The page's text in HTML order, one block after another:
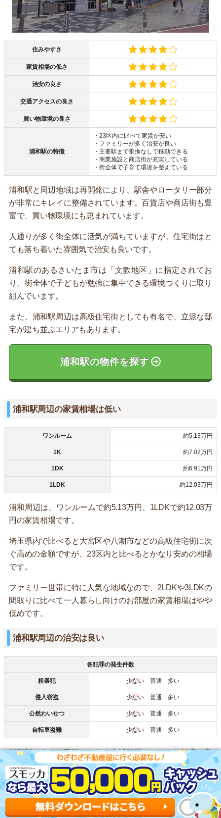
住みやすさ
家賃相場の低さ
治安の良さ
交通アクセスの良さ
買い物環境の良さ
浦和駅の特徴
・23区内に比べて家賃が安い
・ファミリーが多く治安が良い
・主要駅まで乗換なしで移動できる
・商業施設と商店街が充実している
・街全体で子育て環境を整えている
浦和駅と周辺地域は再開発により、駅舎やロータリー部分
が非常にキレイに整備されています。百貨店や商店街も豊
富で、買い物環境にも恵まれています。
人通りが多く街全体に活気が満ちていますが、住宅街はと
ても落ち着いた雰囲気で治安も良いです。
浦和駅のあるさいたま市は「文教地区」に指定されてお
り、街全体で子どもが勉強に集中できる環境つくりに取り
組んでいます。
また、浦和駅周辺は高級住宅街としても有名で、立派な邸
宅が建ち並ぶエリアもあります。
浦和駅の物件を探す
浦和駅周辺の家賃相場は低い
ワンルーム 約5.13万円
1K 約7.02万円
1DK 約6.91万円
1LDK 約12.03万円
浦和周辺は、ワンルームで約5.13万円、1LDKで約12.03万
円の家賃相場です。
埼玉県内で比べると大宮区や八潮市などの高級住宅街に次
ぐ高めの金額ですが、23区内と比べるとかなり安めの相場
です。
ファミリー世帯に特に人気な地域なので、2LDKや3LDKの
間取りに比べて一人暮らし向けのお部屋の家賃相場はやや
低めです。
浦和駅周辺の治安は良い
各犯罪の発生件数
粗暴犯 少ない 普通 多い
侵入窃盗 少ない 普通 多い
公然わいせつ 少ない 普通 多い
自転車盗難 少ない 普通 多い
浦和駅のある埼玉県さいたま市浦和区は、かなり治安の良
いエリアです。
「浦和パルコ」「浦和コルソ」といった商業施設や「なか
まち商店街」など人が集まるスポットが多いですが事件は
犯罪はほとんどおきていません。